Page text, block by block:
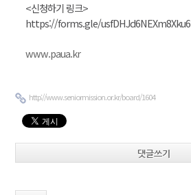
<신청하기 링크>
https://forms.gle/usfDHJd6NEXm8Xku6
www.paua.kr​
http://www.seniormission.or.kr/board/1604
댓글쓰기